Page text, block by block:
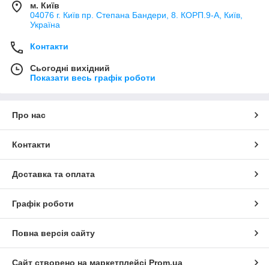
м. Київ
04076 г. Київ пр. Степана Бандери, 8. КОРП.9-А, Київ,
Україна
Контакти
Сьогодні вихідний
Показати весь графік роботи
Про нас
Контакти
Доставка та оплата
Графік роботи
Повна версія сайту
Сайт створено на маркетплейсі Prom.ua